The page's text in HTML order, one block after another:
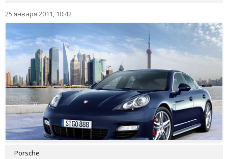
25 января 2011, 10:42
Porsche